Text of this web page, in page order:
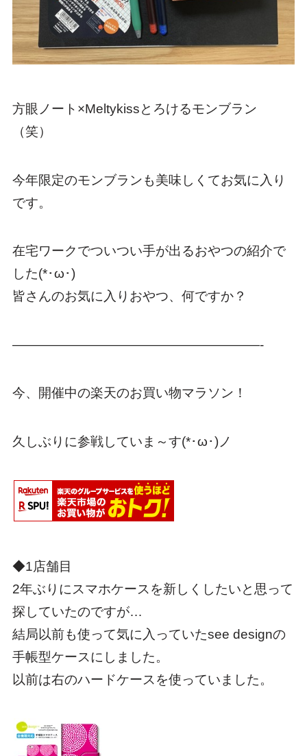
方眼ノート×Meltykissとろけるモンブラン
（笑）
今年限定のモンブランも美味しくてお気に入り
です。
在宅ワークでついつい手が出るおやつの紹介で
した(*･ω･)
皆さんのお気に入りおやつ、何ですか？
———————————————————-
今、開催中の楽天のお買い物マラソン！
久しぶりに参戦していま～す(*･ω･)ノ
◆1店舗目
2年ぶりにスマホケースを新しくしたいと思って
探していたのですが…
結局以前も使って気に入っていたsee designの
手帳型ケースにしました。
以前は右のハードケースを使っていました。